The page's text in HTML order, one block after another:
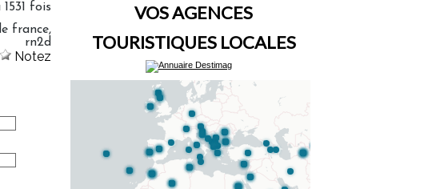
1531 fois
france,
rn2d
Notez
VOS AGENCES
TOURISTIQUES LOCALES